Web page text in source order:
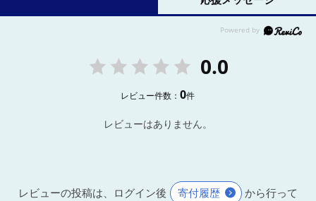
0.0
レビュー件数：0件
レビューはありません。
レビューの投稿は、ログイン後 寄付履歴
から行って